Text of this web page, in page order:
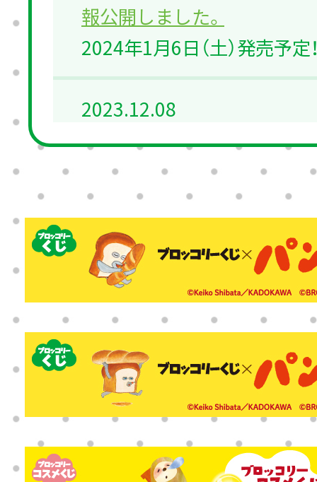
報公開しました。
2024年1月6日（土）発売予定
2023.12.08
ブロッコリーくじ ポータル
2023.05.26
「ブロッコリーコスメくじ